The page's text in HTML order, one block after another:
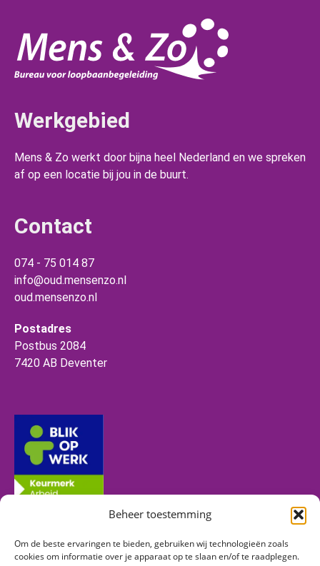
Beheer toestemming
Om de beste ervaringen te bieden, gebruiken wij technologieën zoals
cookies om informatie over je apparaat op te slaan en/of te raadplegen.
Werkgebied
Mens & Zo werkt door bijna heel Nederland en we spreken
af op een locatie bij jou in de buurt.
Contact
074 - 75 014 87
info@oud.mensenzo.nl
oud.mensenzo.nl
Postadres
Postbus 2084
7420 AB Deventer